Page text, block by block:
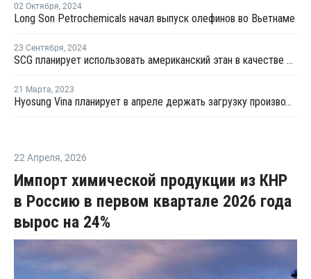
02 Октября, 2024
Long Son Petrochemicals начал выпуск олефинов во Вьетнаме
23 Сентября, 2024
SCG планирует использовать американский этан в качестве сырья во Вьетнаме
21 Марта, 2023
Hyosung Vina планирует в апреле держать загрузку производства пропилена во Вьетнаме на уровне 80%
22 Апреля, 2026
Импорт химической продукции из КНР
в Россию в первом квартале 2026 года
вырос на 24%